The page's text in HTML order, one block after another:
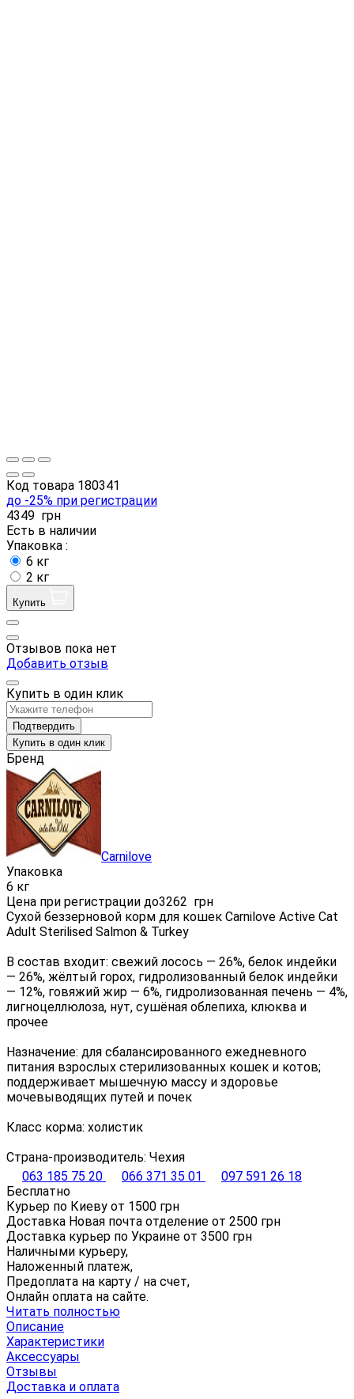
Код товара 180341
до -25% при регистрации
4349 грн
Есть в наличии
Упаковка :
6 кг
2 кг
Купить
Отзывов пока нет
Добавить отзыв
Купить в один клик
Подтвердить
Купить в один клик
Бренд
Carnilove
Упаковка
6 кг
Цена при регистрации до3262 грн
Сухой беззерновой корм для кошек Carnilove Active Cat
Adult Sterilised Salmon & Turkey
В состав входит: свежий лосось — 26%, белок индейки
— 26%, жёлтый горох, гидролизованный белок индейки
— 12%, говяжий жир — 6%, гидролизованная печень — 4%,
лигноцеллюлоза, нут, сушёная облепиха, клюква и
прочее
Назначение: для сбалансированного ежедневного
питания взрослых стерилизованных кошек и котов;
поддерживает мышечную массу и здоровье
мочевыводящих путей и почек
Класс корма: холистик
Страна-производитель: Чехия
063 185 75 20
066 371 35 01
097 591 26 18
Бесплатно
Курьер по Киеву от 1500 грн
Доставка Новая почта отделение от 2500 грн
Доставка курьер по Украине от 3500 грн
Наличными курьеру,
Наложенный платеж,
Предоплата на карту / на счет,
Онлайн оплата на сайте.
Читать полностью
Описание
Характеристики
Аксессуары
Отзывы
Доставка и оплата